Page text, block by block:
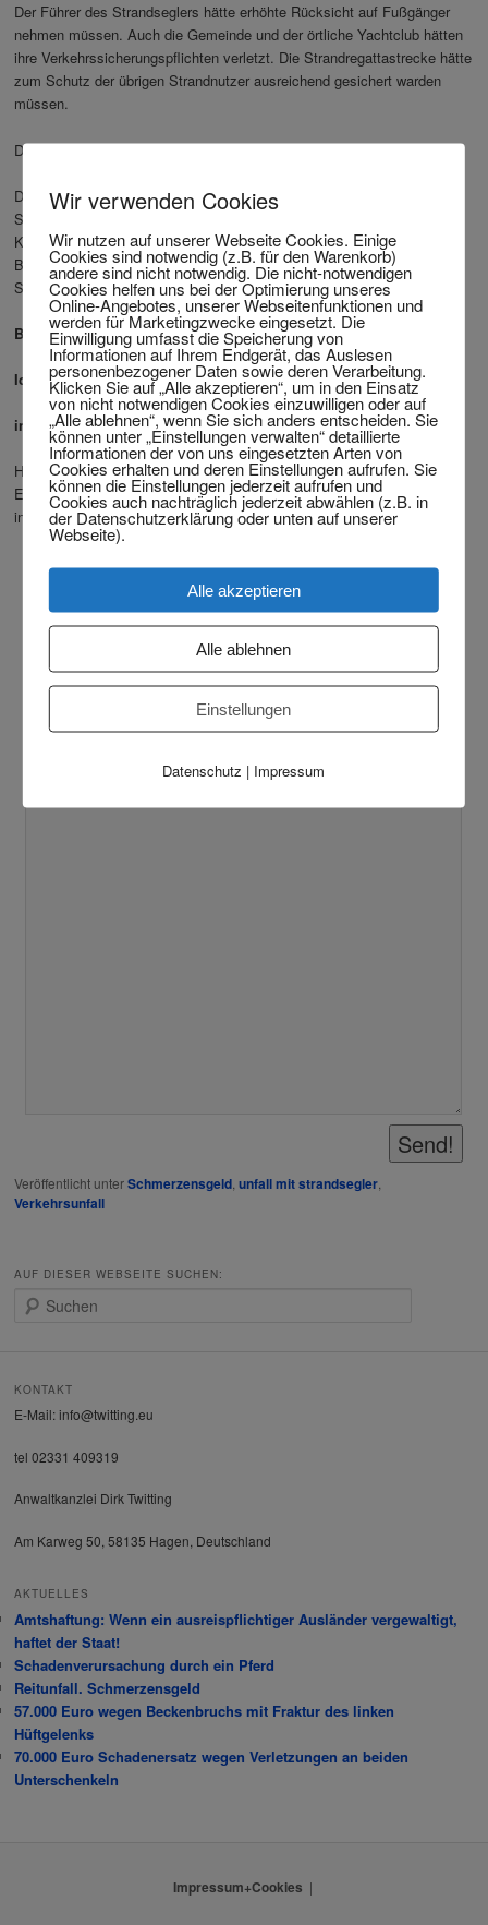
Der Führer des Strandseglers hätte erhöhte Rücksicht auf Fußgänger
nehmen müssen. Auch die Gemeinde und der örtliche Yachtclub hätten
ihre Verkehrssicherungspflichten verletzt. Die Strandregattastrecke hätte
zum Schutz der übrigen Strandnutzer ausreichend gesichert warden
müssen.
Die Klägerin traf kein Mitverschulden an dem Unfall.
Das OLG entschied, dass der Yachtclub, die Gemeinde und der
Strandsegler haften – und zwar gemeinschaftlich – und sprach der
Klägerin 60.000 Euro Schadenersatz zu. Dann erhöhte das OLG diesen
Betrag um weitere 10.000 Euro, weil alle drei Beklagten kein
Schmerzensgeld bis zur Entscheidung gezahlt hatten.
Berichten Sie mir Ihren Fall. Ich sichere Ihren Erfolg!
Ich antworte Ihnen kostenlos und unverbindlich.
info@twitting.eu oder 02331-409319
Hinweis: Ihre Anfrage ist kostenlos. Meine unverbindliche
Ersteinschätzung mit der ich Sie über Ihre rechtlichen Möglichkeiten
informiere, ist für Sie auch kostenfrei.
Name
Comments
Veröffentlicht unter Schmerzensgeld ,unfall mit strandsegler
Verkehrsunfall
AUF DIESER WEBSEITE SUCHEN:
e
KONTAKT
E-Mail: info@twitting.eu
tel 02331 409319
Anwaltkanzlei Dirk Twitting
Am Karweg 50, 58135 Hagen, Deutschland
AKTUELLES
Amtshaftung: Wenn ein ausreispflichtiger Ausländer vergewaltigt,
haftet der Staat!
Schadenverursachung durch ein Pferd
Reitunfall. Schmerzensgeld
57.000 Euro wegen Beckenbruchs mit Fraktur des linken
Hüftgelenks
70.000 Euro Schadenersatz wegen Verletzungen an beiden
Unterschenkeln
Impressum+Cookies
Wir verwenden Cookies
Wir nutzen auf unserer Webseite Cookies. Einige
Cookies sind notwendig (z.B. für den Warenkorb)
andere sind nicht notwendig. Die nicht-notwendigen
Cookies helfen uns bei der Optimierung unseres
Online-Angebotes, unserer Webseitenfunktionen und
werden für Marketingzwecke eingesetzt. Die
Einwilligung umfasst die Speicherung von
Informationen auf Ihrem Endgerät, das Auslesen
personenbezogener Daten sowie deren Verarbeitung.
Klicken Sie auf „Alle akzeptieren“, um in den Einsatz
von nicht notwendigen Cookies einzuwilligen oder auf
„Alle ablehnen“, wenn Sie sich anders entscheiden. Sie
können unter „Einstellungen verwalten“ detaillierte
Informationen der von uns eingesetzten Arten von
Cookies erhalten und deren Einstellungen aufrufen. Sie
können die Einstellungen jederzeit aufrufen und
Cookies auch nachträglich jederzeit abwählen (z.B. in
der Datenschutzerklärung oder unten auf unserer
Webseite).
Alle akzeptieren
Alle ablehnen
Einstellungen
Datenschutz | Impressum